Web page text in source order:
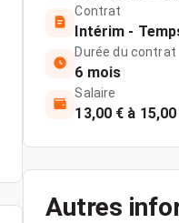
Contrat
Intérim -
Durée du contrat
6 mois
Salaire
13,00 € à
Autres